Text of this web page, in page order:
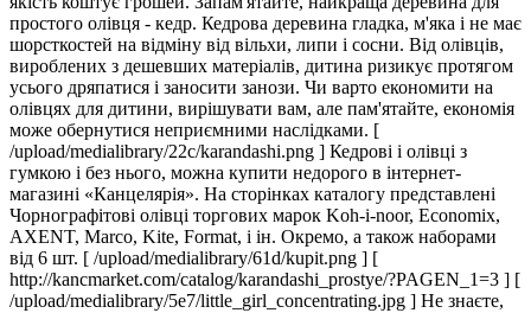
простого олівця - кедр. Кедрова деревина гладка, м'яка і не має
шорсткостей на відміну від вільхи, липи і сосни. Від олівців,
вироблених з дешевших матеріалів, дитина ризикує протягом
усього дряпатися і заносити занози. Чи варто економити на
олівцях для дитини, вирішувати вам, але пам'ятайте, економія
може обернутися неприємними наслідками. [
/upload/medialibrary/22c/karandashi.png ] Кедрові і олівці з
гумкою і без нього, можна купити недорого в інтернет-
магазині «Канцелярія». На сторінках каталогу представлені
Чорнографітові олівці торгових марок Koh-i-noor, Economix,
AXENT, Marco, Kite, Format, і ін. Окремо, а також наборами
від 6 шт. [ /upload/medialibrary/61d/kupit.png ] [
http://kancmarket.com/catalog/karandashi_prostye/?PAGEN_1=3 ] [
/upload/medialibrary/5e7/little_girl_concentrating.jpg ] Не знаєте,